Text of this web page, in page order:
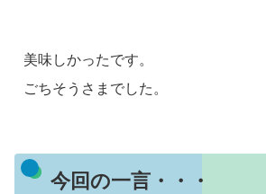
美味しかったです。
ごちそうさまでした。
今回の一言・・・